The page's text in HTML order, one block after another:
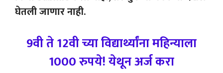
घेतली जाणार नाही.
9वी ते 12वी च्या विद्यार्थ्यांना महिन्याला
1000 रुपये! येथून अर्ज करा